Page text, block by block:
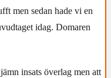
men sedan hade vi en
idag. Domaren
insats överlag men att